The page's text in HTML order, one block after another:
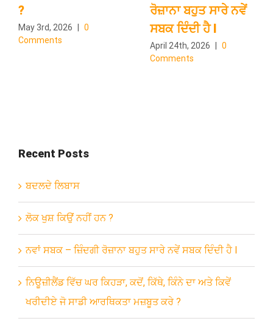
?
May 3rd, 2026
0
Comments
ਰੋਜ਼ਾਨਾ ਬਹੁਤ ਸਾਰੇ ਨਵੇਂ
ਸਬਕ ਦਿੰਦੀ ਹੈ l
April 24th, 2026
0
Comments
Recent Posts
ਬਦਲਦੇ ਲਿਬਾਸ
ਲੋਕ ਖੁਸ਼ ਕਿਉਂ ਨਹੀਂ ਹਨ ?
ਨਵਾਂ ਸਬਕ – ਜ਼ਿੰਦਗੀ ਰੋਜ਼ਾਨਾ ਬਹੁਤ ਸਾਰੇ ਨਵੇਂ ਸਬਕ ਦਿੰਦੀ ਹੈ l
ਨਿਊਜ਼ੀਲੈਂਡ ਵਿੱਚ ਘਰ ਕਿਹੜਾ, ਕਦੋਂ, ਕਿੱਥੇ, ਕਿੰਨੇ ਦਾ ਅਤੇ ਕਿਵੇਂ
ਖਰੀਦੀਏ ਜੋ ਸਾਡੀ ਆਰਥਿਕਤਾ ਮਜ਼ਬੂਤ ਕਰੇ ?